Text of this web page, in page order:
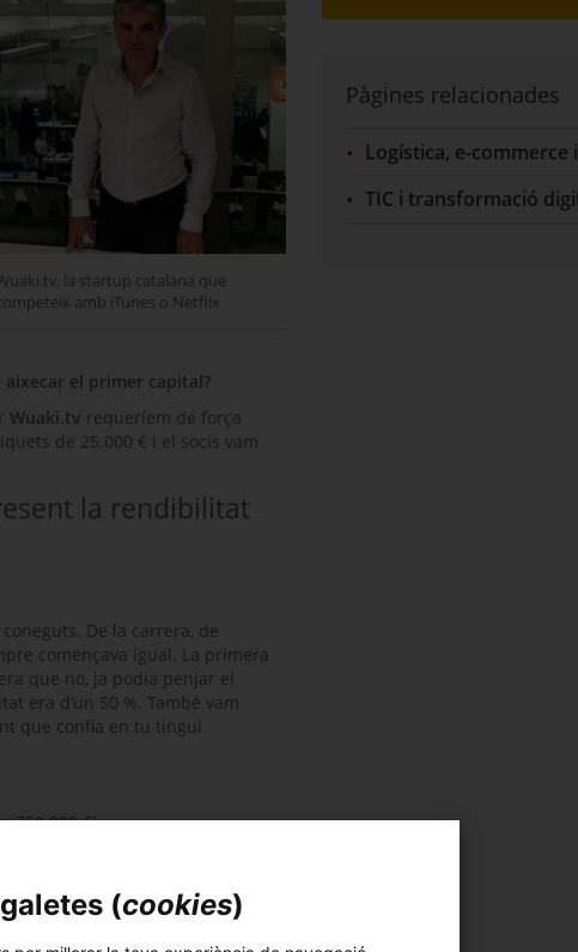
la startup catalana que
amb iTunes o Netflix
el primer capital?
Wuaki.tv requeríem de força
de 25.000 € i el socis vam
la rendibilitat
De la carrera, de
començava igual. La primera
era que no, ja podia penjar el
era d’un 50 %. També vam
que confia en tu tingui
750.000 €!
avantatjosa perquè era un
la gent era molt més
Pàgines relacionades
Logística, e-
TIC i transformació
(cookies)